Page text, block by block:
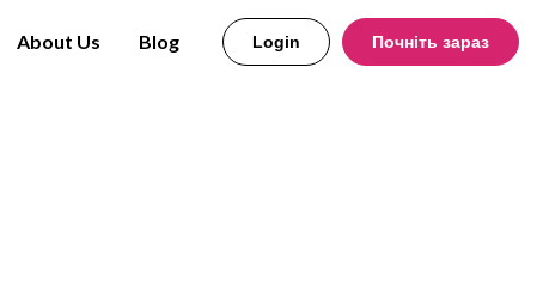
About Us Blog Login Почніть зараз